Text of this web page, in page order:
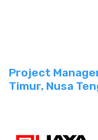
Project
Timur, Nusa